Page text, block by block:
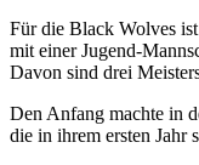
Für die Black Wolves
mit einer Jugend-
Davon sind drei
Den Anfang machte in
die in ihrem ersten Jahr